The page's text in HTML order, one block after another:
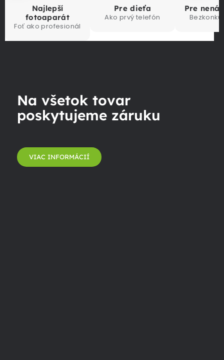
Najlepší
fotoaparát
Foť ako profesionál
Pre dieťa
Ako prvý telefón
Pre
Na všetok tovar
poskytujeme záruku
VIAC INFORMÁCIÍ